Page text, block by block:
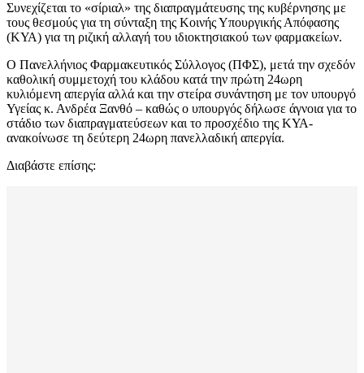
Συνεχίζεται το «σίριαλ» της διαπραγμάτευσης της κυβέρνησης με
τους θεσμούς για τη σύνταξη της Κοινής Υπουργικής Απόφασης
(ΚΥΑ) για τη ριζική αλλαγή του ιδιοκτησιακού των φαρμακείων.
Ο Πανελλήνιος Φαρμακευτικός Σύλλογος (ΠΦΣ), μετά την σχεδόν
καθολική συμμετοχή του κλάδου κατά την πρώτη 24ωρη
κυλιόμενη απεργία αλλά και την στείρα συνάντηση με τον υπουργό
Υγείας κ. Ανδρέα Ξανθό – καθώς ο υπουργός δήλωσε άγνοια για το
στάδιο των διαπραγματεύσεων και το προσχέδιο της ΚΥΑ-
ανακοίνωσε τη δεύτερη 24ωρη πανελλαδική απεργία.
Διαβάστε επίσης: